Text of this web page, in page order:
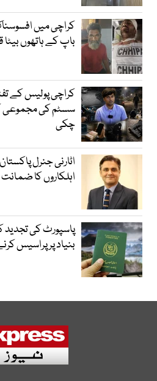
کراچی میں
باپ کے ہاتھوں
کراچی پولیس کے
سسٹم کی مجموعی
چکی
اٹارنی جنرل
اہلکاروں کا
پاسپورٹ کی تجدید
بنیاد پر پراسیس